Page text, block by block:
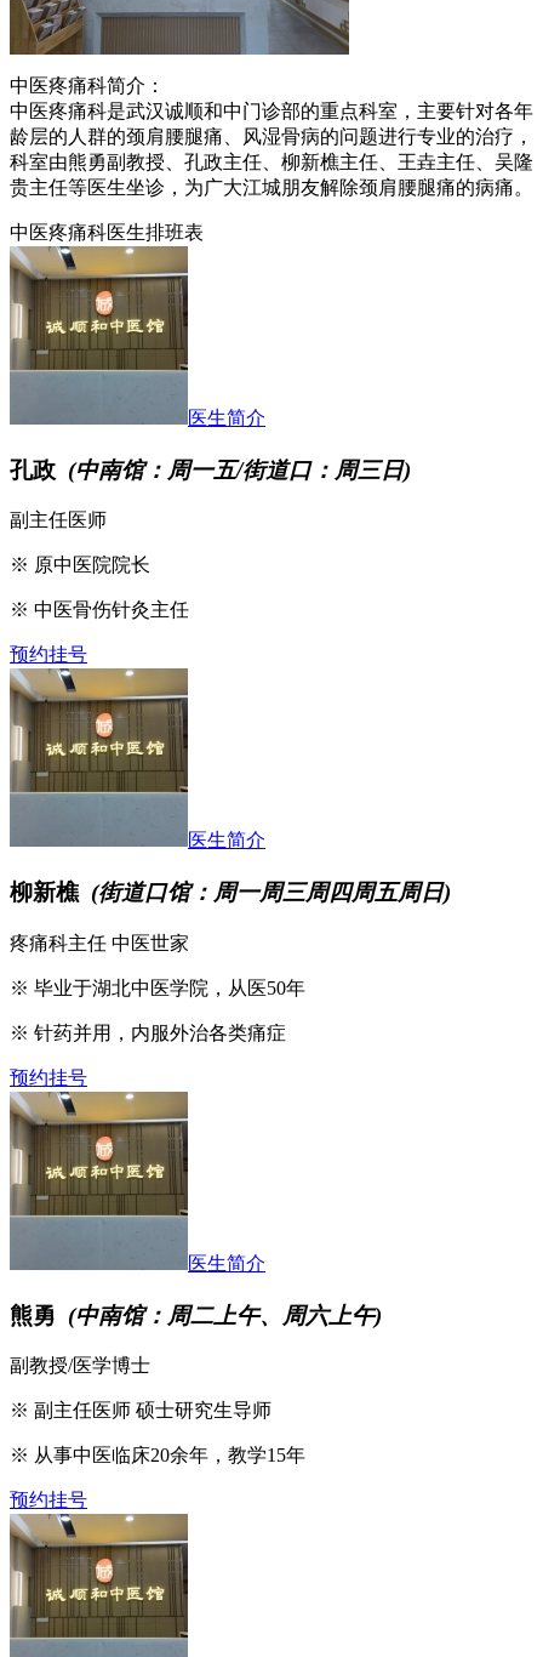
中医疼痛科简介：
中医疼痛科是武汉诚顺和中门诊部的重点科室，主要针对各年
龄层的人群的颈肩腰腿痛、风湿骨病的问题进行专业的治疗，
科室由熊勇副教授、孔政主任、柳新樵主任、王垚主任、吴隆
贵主任等医生坐诊，为广大江城朋友解除颈肩腰腿痛的病痛。
中医疼痛科医生排班表
医生简介
孔政 (中南馆：周一五/街道口：周三日)
副主任医师
※ 原中医院院长
※ 中医骨伤针灸主任
预约挂号
医生简介
柳新樵(街道口馆：周一周三周四周五周日)
疼痛科主任 中医世家
※ 毕业于湖北中医学院，从医50年
※ 针药并用，内服外治各类痛症
预约挂号
医生简介
熊勇 (中南馆：周二上午、周六上午)
副教授/医学博士
※ 副主任医师 硕士研究生导师
※ 从事中医临床20余年，教学15年
预约挂号